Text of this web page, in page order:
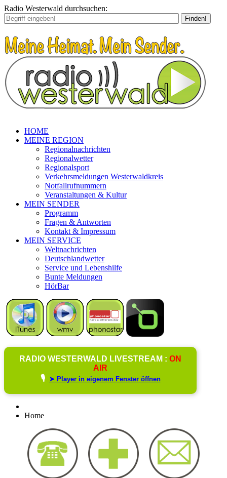
Radio Westerwald durchsuchen:
Finden!
HOME
MEINE REGION
Regionalnachrichten
Regionalwetter
Regionalsport
Verkehrsmeldungen Westerwaldkreis
Notfallrufnummern
Veranstaltungen & Kultur
MEIN SENDER
Programm
Fragen & Antworten
Kontakt & Impressum
MEIN SERVICE
Weltnachrichten
Deutschlandwetter
Service und Lebenshilfe
Bunte Meldungen
HörBar
RADIO WESTERWALD LIVESTREAM : ON
AIR
🎙️ ➤ Player in eigenem Fenster öffnen
Home